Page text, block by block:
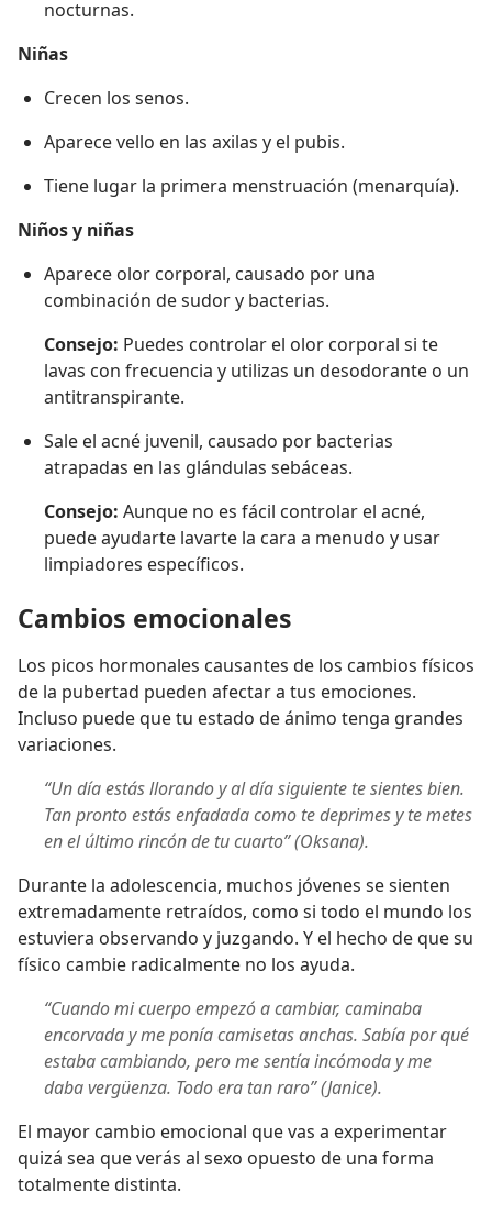
nocturnas.
Niñas
Crecen los senos.
Aparece vello en las axilas y el pubis.
Tiene lugar la primera menstruación (menarquía).
Niños y niñas
Aparece olor corporal, causado por una
combinación de sudor y bacterias.
Consejo: Puedes controlar el olor corporal si te
lavas con frecuencia y utilizas un desodorante o un
antitranspirante.
Sale el acné juvenil, causado por bacterias
atrapadas en las glándulas sebáceas.
Consejo: Aunque no es fácil controlar el acné,
puede ayudarte lavarte la cara a menudo y usar
limpiadores específicos.
Cambios emocionales
Los picos hormonales causantes de los cambios físicos
de la pubertad pueden afectar a tus emociones.
Incluso puede que tu estado de ánimo tenga grandes
variaciones.
“Un día estás llorando y al día siguiente te sientes bien.
Tan pronto estás enfadada como te deprimes y te metes
en el último rincón de tu cuarto” (Oksana).
Durante la adolescencia, muchos jóvenes se sienten
extremadamente retraídos, como si todo el mundo los
estuviera observando y juzgando. Y el hecho de que su
físico cambie radicalmente no los ayuda.
“Cuando mi cuerpo empezó a cambiar, caminaba
encorvada y me ponía camisetas anchas. Sabía por qué
estaba cambiando, pero me sentía incómoda y me
daba vergüenza. Todo era tan raro” (Janice).
El mayor cambio emocional que vas a experimentar
quizá sea que verás al sexo opuesto de una forma
totalmente distinta.